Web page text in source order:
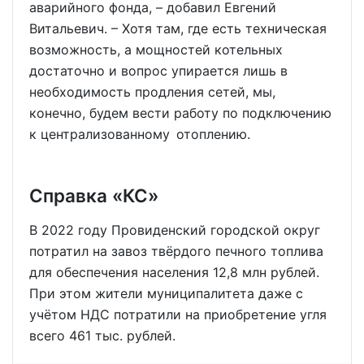
аварийного фонда, – добавил Евгений
Витальевич. – Хотя там, где есть техническая
возможность, а мощностей котельных
достаточно и вопрос упирается лишь в
необходимость продления сетей, мы,
конечно, будем вести работу по подключению
к централизованному отоплению.
Справка «КС»
В 2022 году Провиденский городской округ
потратил на завоз твёрдого печного топлива
для обеспечения населения 12,8 млн рублей.
При этом жители муниципалитета даже с
учётом НДС потратили на приобретение угля
всего 461 тыс. рублей.